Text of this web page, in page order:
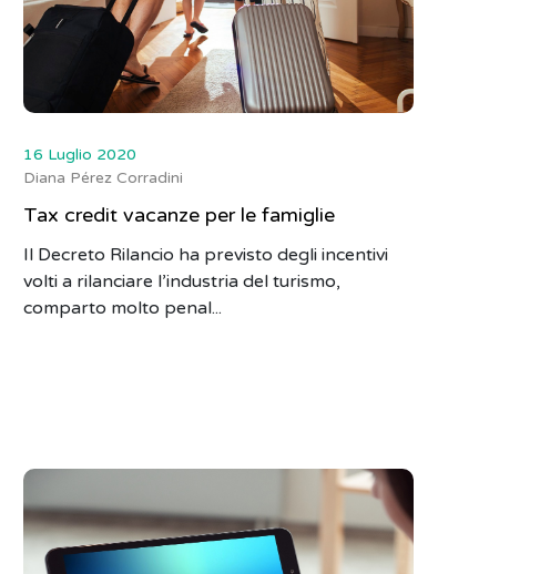
16 Luglio 2020
Diana Pérez Corradini
Tax credit vacanze per le famiglie
Il Decreto Rilancio ha previsto degli incentivi
volti a rilanciare l’industria del turismo,
comparto molto penal...